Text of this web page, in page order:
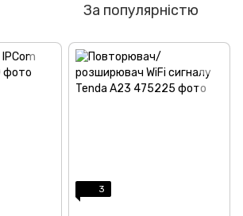
За популярністю
3